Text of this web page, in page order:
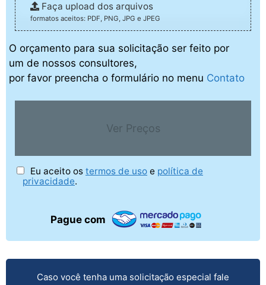
Faça upload dos arquivos
formatos aceitos: PDF, PNG, JPG e JPEG
O orçamento para sua solicitação ser feito por
um de nossos consultores,
por favor preencha o formulário no menu Contato
Ver Preços
Eu aceito os termos de uso e política de
privacidade.
Pague com
Caso você tenha uma solicitação especial fale